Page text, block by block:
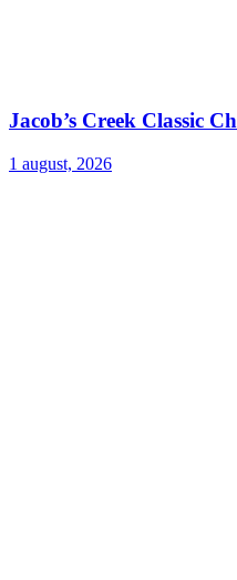
Jacob’s Creek Classic
1 august, 2026